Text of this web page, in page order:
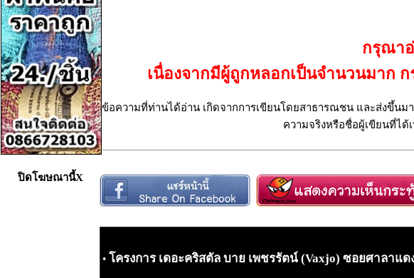
กรุณา
เนื่องจากมีผู้ถูกหลอกเป็นจำนวนมาก
ข้อความที่ท่านได้อ่าน เกิดจากการเขียนโดยสาธารณชน และส่งขึ้นม
ความจริงหรือชื่อผู้เขียนที่ไ
• โครงการ เดอะคริสตัล บาย เพชรรัตน์ (Vaxjo) ซอยศาลา
ปิดโฆษณานี้X